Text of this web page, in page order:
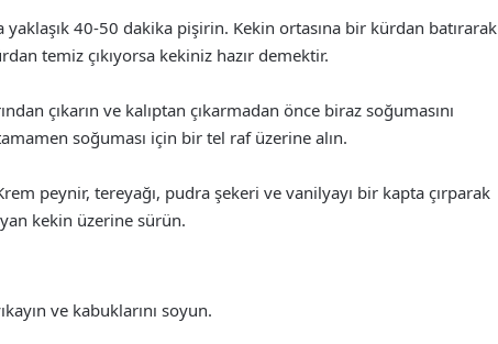
yaklaşık 40-50 dakika pişirin. Kekin ortasına bir kürdan batırarak
temiz çıkıyorsa kekiniz hazır demektir.
çıkarın ve kalıptan çıkarmadan önce biraz soğumasını
soğuması için bir tel raf üzerine alın.
peynir, tereyağı, pudra şekeri ve vanilyayı bir kapta çırparak
kekin üzerine sürün.
ve kabuklarını soyun.